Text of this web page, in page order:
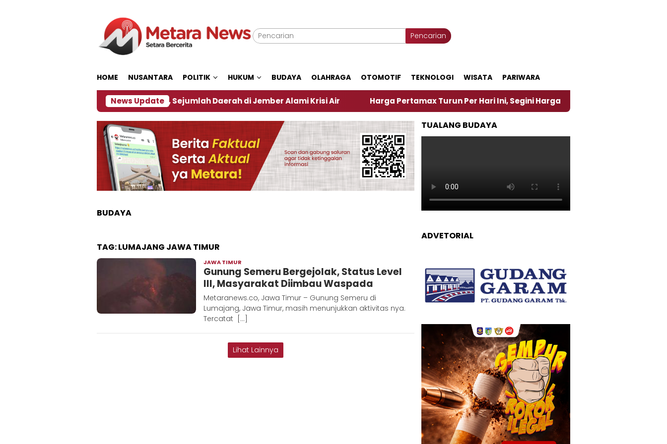
Pencarian
HOME NUSANTARA POLITIK HUKUM BUDAYA OLAHRAGA OTOMOTIF TEKNOLOGI WISATA PARIWARA
News Update
Dampak El Nino, Sejumlah Daerah di Jember Alami Krisi Air Harga Pertamax Turun Per Hari Ini, Segini Harganya
BUDAYA
TAG:LUMAJANG JAWA TIMUR
JAWA TIMUR
Metara
Gunung Semeru Bergejolak, Status Level
III, Masyarakat Diimbau Waspada
Metaranews.co, Jawa Timur – Gunung Semeru di
Lumajang, Jawa Timur, masih menunjukkan aktivitas nya.
Tercatat […]
Lihat Lainnya
TUALANG BUDAYA
ADVETORIAL